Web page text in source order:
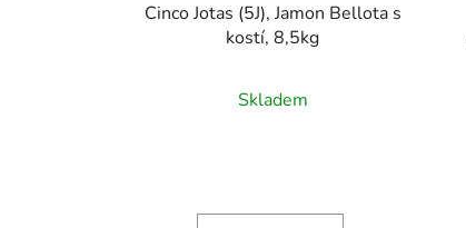
Cinco Jotas (5J), Jamon Bellota s
kostí, 8,5kg
hodnocení
Skladem